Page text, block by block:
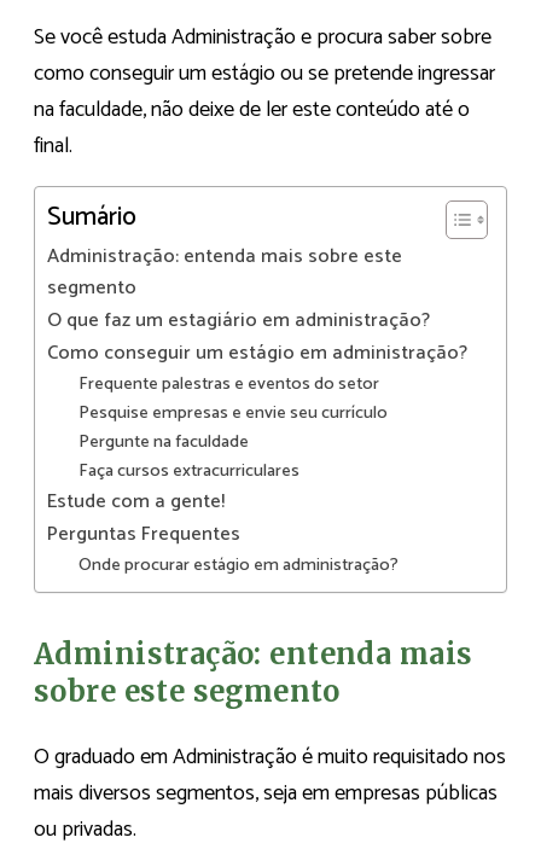
Se você estuda Administração e procura saber sobre
como conseguir um estágio ou se pretende ingressar
na faculdade, não deixe de ler este conteúdo até o
final.
Sumário
Administração: entenda mais sobre este
segmento
O que faz um estagiário em administração?
Como conseguir um estágio em administração?
Frequente palestras e eventos do setor
Pesquise empresas e envie seu currículo
Pergunte na faculdade
Faça cursos extracurriculares
Estude com a gente!
Perguntas Frequentes
Onde procurar estágio em administração?
Administração: entenda mais
sobre este segmento
O graduado em Administração é muito requisitado nos
mais diversos segmentos, seja em empresas públicas
ou privadas.